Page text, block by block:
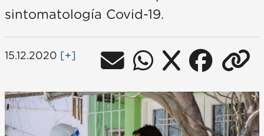
sintomatología Covid-19.
15.12.2020 [+]